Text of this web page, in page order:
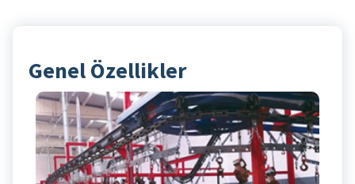
Genel Özellikler